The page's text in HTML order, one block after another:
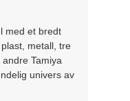
med et bredt
metall, tre
Tamiya
univers av